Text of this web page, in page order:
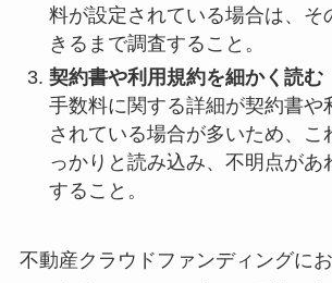
料が設定されている場合は、そ
きるまで調査すること。
契約書や利用規約を細かく読む
手数料に関する詳細が契約書や
されている場合が多いため、こ
っかりと読み込み、不明点があ
すること。
不動産クラウドファンディングに